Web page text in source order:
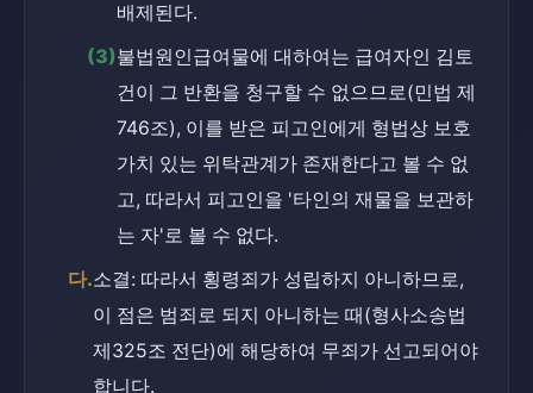
배제된다.
(3)불법원인급여물에 대하여는 급여자인 김토
건이 그 반환을 청구할 수 없으므로(민법 제
746조), 이를 받은 피고인에게 형법상 보호
가치 있는 위탁관계가 존재한다고 볼 수 없
고, 따라서 피고인을 '타인의 재물을 보관하
는 자'로 볼 수 없다.
다.소결: 따라서 횡령죄가 성립하지 아니하므로,
이 점은 범죄로 되지 아니하는 때(형사소송법
제325조 전단)에 해당하여 무죄가 선고되어야
합니다.